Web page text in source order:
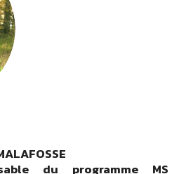
du programme MS